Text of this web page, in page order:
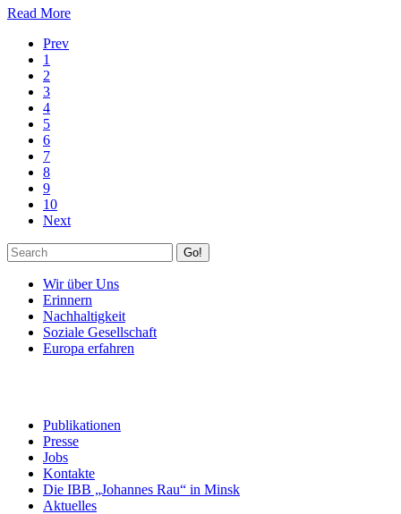
Read More
Prev
1
2
3
4
5
6
7
8
9
10
Next
Go!
Wir über Uns
Erinnern
Nachhaltigkeit
Soziale Gesellschaft
Europa erfahren
Publikationen
Presse
Jobs
Kontakte
Die IBB „Johannes Rau“ in Minsk
Aktuelles